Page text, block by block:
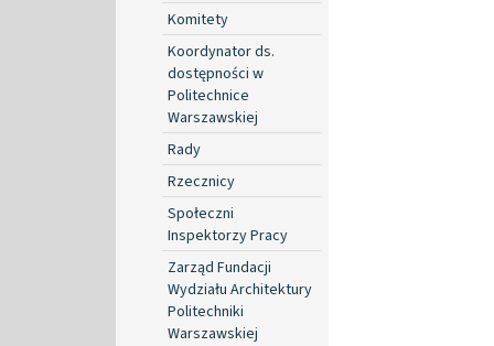
Komitety
Koordynator ds.
dostępności w
Politechnice
Warszawskiej
Rady
Rzecznicy
Społeczni
Inspektorzy Pracy
Zarząd Fundacji
Wydziału Architektury
Politechniki
Warszawskiej